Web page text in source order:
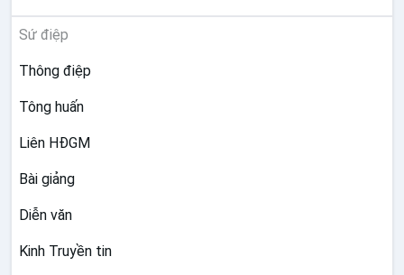
Sứ điệp
Thông điệp
Tông huấn
Liên HĐGM
Bài giảng
Diễn văn
Kinh Truyền tin